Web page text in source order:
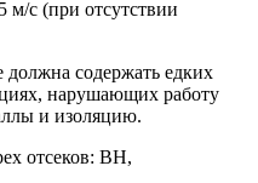
м/с (при отсутствии
содержать едких
нарушающих работу
и изоляцию.
отсеков: ВН,